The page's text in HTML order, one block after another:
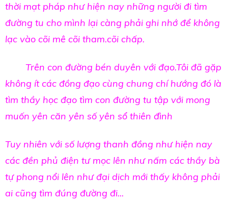
thời mạt pháp như hiện nay những người đi tìm
đường tu cho mình lại càng phải ghi nhớ để không
lạc vào cõi mê cõi tham.cõi chấp.
Trên con đường bén duyên với đạo.Tôi đã gặp
không ít các đồng đạo cùng chung chí hướng đó là
tìm thầy học đạo tìm con đường tu tập với mong
muốn yên căn yên số yên sổ thiên đình
Tuy nhiên với số lượng thanh đồng như hiện nay
các đền phủ điện tư mọc lên như nấm các thầy bà
tự phong nổi lên như đại dịch mới thấy không phải
ai cũng tìm đúng đường đi...